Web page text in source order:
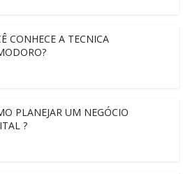
CONHECE A TECNICA
PLANEJAR UM NEGÓCIO
?